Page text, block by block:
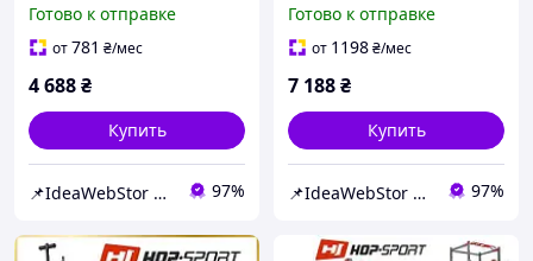
силовых упражнений и
фитнеса дома HS2040HB
Готово к отправке
от781 ₴/мес
4 688₴
Купить
📌IdeaWebStor интернет-магазин товаров для спорта 97%
стойки,
Профессиональная
Готово к отправке
от 1198₴/мес
7 188₴
Купить
📌IdeaWebStor интернет-магазин товаров для спорта 97%